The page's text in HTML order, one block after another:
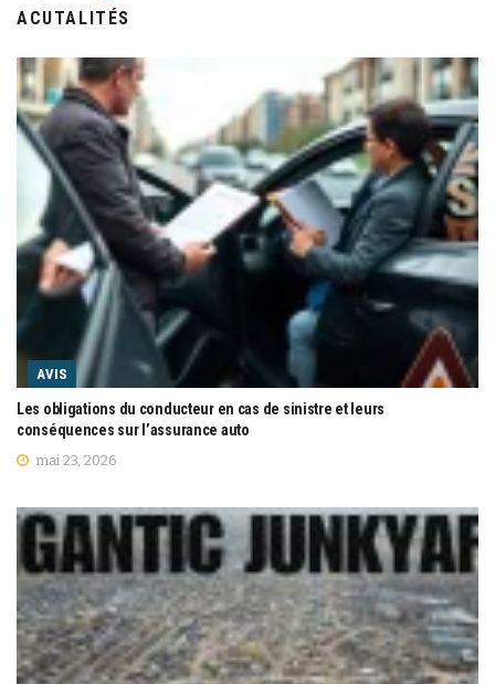
ACUTALITÉS
AVIS
Les obligations du conducteur en cas de sinistre et leurs
conséquences sur l’assurance auto
mai 23, 2026